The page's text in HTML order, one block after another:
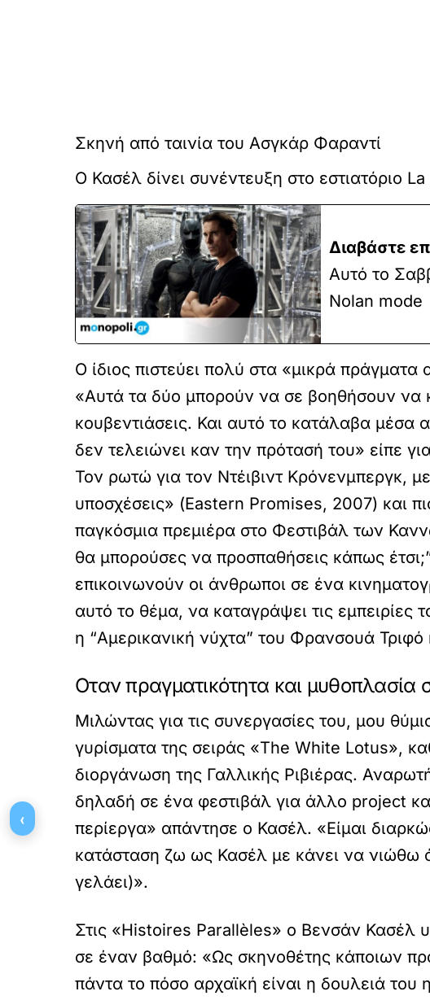
Σκηνή από ταινία του Ασγκάρ Φαραντί
Ο Κασέλ δίνει συνέντευξη στο εστιατόριο
Διαβάστε
Αυτό το
Nolan mode
Ο ίδιος πιστεύει πολύ στα «μικρά πράγματα
«Αυτά τα δύο μπορούν να σε βοηθήσουν να
κουβεντιάσεις. Και αυτό το κατάλαβα
δεν τελειώνει καν την πρότασή του» είπε
Τον ρωτώ για τον Ντέιβιντ Κρόνενμπεργκ,
υποσχέσεις» (Eastern Promises, 2007) και
παγκόσμια πρεμιέρα στο Φεστιβάλ των
θα μπορούσες να προσπαθήσεις κάπως
επικοινωνούν οι άνθρωποι σε ένα
αυτό το θέμα, να καταγράψει τις εμπειρίες
η “Αμερικανική νύχτα” του Φρανσουά
Οταν πραγματικότητα και μυθοπλασία
Μιλώντας για τις συνεργασίες του, μου
γυρίσματα της σειράς «The White Lotus»,
διοργάνωση της Γαλλικής Ριβιέρας.
δηλαδή σε ένα φεστιβάλ για άλλο project
περίεργα» απάντησε ο Κασέλ. «Είμαι
κατάσταση ζω ως Κασέλ με κάνει να νιώθω
γελάει)».
Στις «Histoires Parallèles» ο Βενσάν Κασέλ
σε έναν βαθμό: «Ως σκηνοθέτης κάποιων
πάντα το πόσο αρχαϊκή είναι η δουλειά
‹